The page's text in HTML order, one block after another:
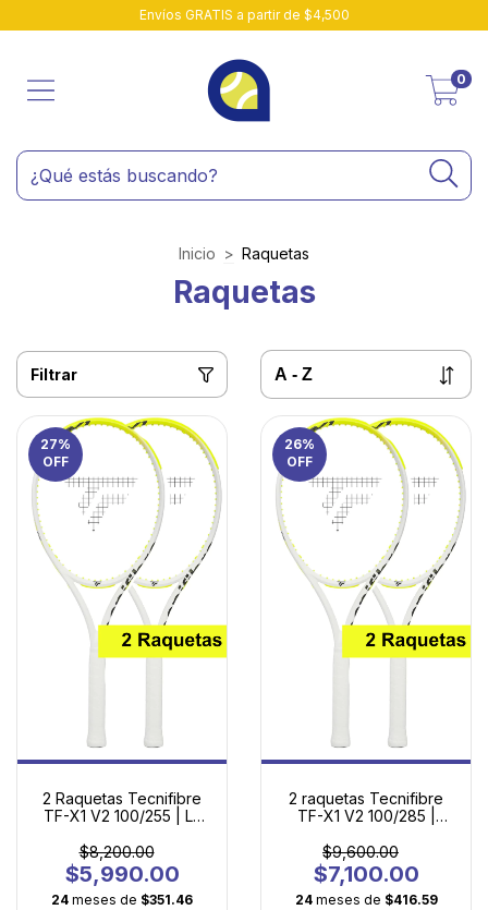
Envíos GRATIS a partir de $4,500
0
Inicio > Raquetas
Raquetas
Filtrar
27%
OFF
2 Raquetas Tecnifibre
TF-X1 V2 100/255 | La
Adulto con Tecnología
Profesional
$8,200.00
$5,990.00
24 meses de $351.46
26%
OFF
2 raquetas Tecnifibre
TF-X1 V2 100/285 |
Jugadores en
Evolución
$9,600.00
$7,100.00
24 meses de $416.59